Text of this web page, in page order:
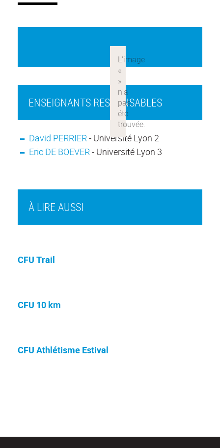
À LIRE AUSSI
CFU Trail
CFU 10 km
CFU Athlétisme Estival
ENSEIGNANTS RESPONSABLES
David PERRIER- Université Lyon 2
Eric DE BOEVER- Université Lyon 3